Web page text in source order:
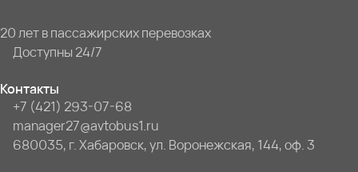
20 лет в пассажирских перевозках
Доступны 24/7
Контакты
+7 (421) 293-07-68
manager27@avtobus1.ru
680035, г. Хабаровск, ул. Воронежская, 144, оф. 3